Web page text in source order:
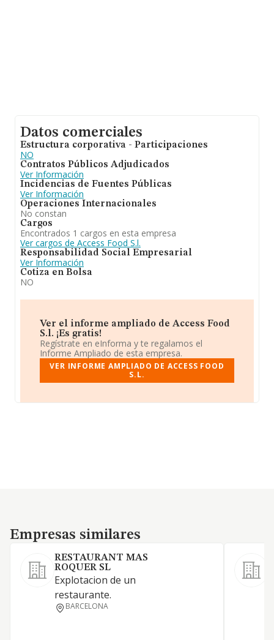
Datos comerciales
Estructura corporativa - Participaciones
NO
Contratos Públicos Adjudicados
Ver Información
Incidencias de Fuentes Públicas
Ver Información
Operaciones Internacionales
No constan
Cargos
Encontrados 1 cargos en esta empresa
Ver cargos de Access Food S.l.
Responsabilidad Social Empresarial
Ver Información
Cotiza en Bolsa
NO
Ver el informe ampliado de Access Food
S.l. ¡Es gratis!
Regístrate en eInforma y te regalamos el
Informe Ampliado de esta empresa.
VER INFORME AMPLIADO DE ACCESS FOOD
S.L.
Empresas similares
Empresas similares
RESTAURANT MAS
ROQUER SL
Explotacion de un
restaurante.
BARCELONA